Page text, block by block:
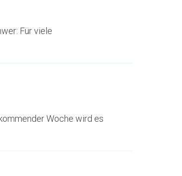
Für viele
Woche wird es